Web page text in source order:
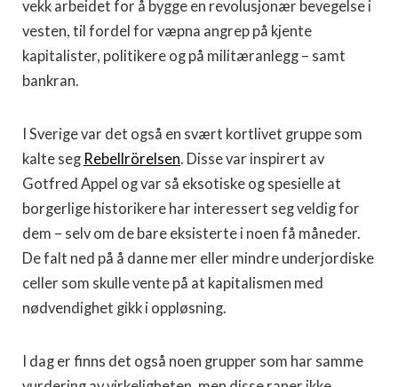
vekk arbeidet for å bygge en revolusjonær bevegelse i
vesten, til fordel for væpna angrep på kjente
kapitalister, politikere og på militæranlegg – samt
bankran.
I Sverige var det også en svært kortlivet gruppe som
kalte seg Rebellrörelsen. Disse var inspirert av
Gotfred Appel og var så eksotiske og spesielle at
borgerlige historikere har interessert seg veldig for
dem – selv om de bare eksisterte i noen få måneder.
De falt ned på å danne mer eller mindre underjordiske
celler som skulle vente på at kapitalismen med
nødvendighet gikk i oppløsning.
I dag er finns det også noen grupper som har samme